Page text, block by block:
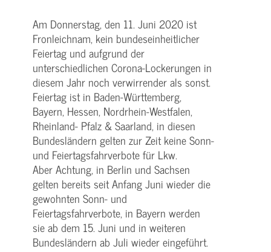
Am Donnerstag, den 11. Juni 2020 ist
Fronleichnam, kein bundeseinheitlicher
Feiertag und aufgrund der
unterschiedlichen Corona-Lockerungen in
diesem Jahr noch verwirrender als sonst.
Feiertag ist in Baden-Württemberg,
Bayern, Hessen, Nordrhein-Westfalen,
Rheinland- Pfalz & Saarland, in diesen
Bundesländern gelten zur Zeit keine Sonn-
und Feiertagsfahrverbote für Lkw.
Aber Achtung, in Berlin und Sachsen
gelten bereits seit Anfang Juni wieder die
gewohnten Sonn- und
Feiertagsfahrverbote, in Bayern werden
sie ab dem 15. Juni und in weiteren
Bundesländern ab Juli wieder eingeführt.